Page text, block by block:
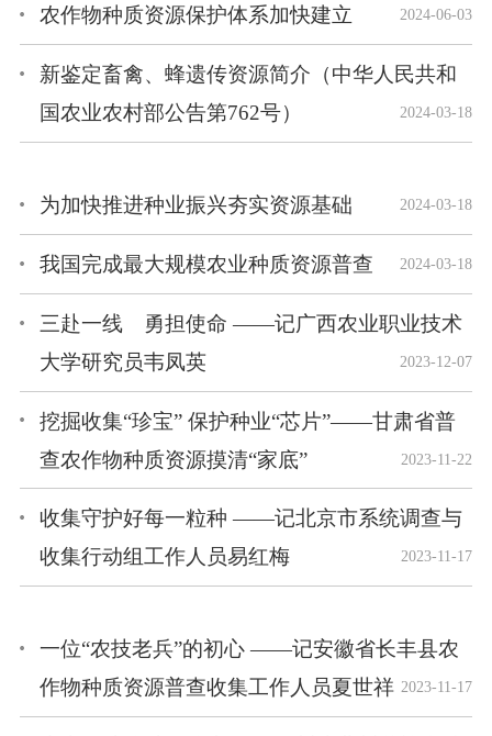
农作物种质资源保护体系加快建立 2024-06-03
新鉴定畜禽、蜂遗传资源简介（中华人民共和
国农业农村部公告第762号）
2024-03-18
为加快推进种业振兴夯实资源基础 2024-03-18
我国完成最大规模农业种质资源普查 2024-03-18
三赴一线 勇担使命 ——记广西农业职业技术
大学研究员韦凤英
2023-12-07
挖掘收集“珍宝” 保护种业“芯片”——甘肃省普
查农作物种质资源摸清“家底”
2023-11-22
收集守护好每一粒种 ——记北京市系统调查与
收集行动组工作人员易红梅
2023-11-17
一位“农技老兵”的初心 ——记安徽省长丰县农
作物种质资源普查收集工作人员夏世祥 2023-11-17